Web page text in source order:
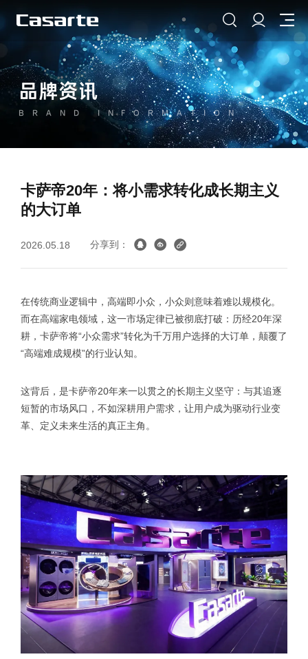
品牌资讯
BRAND INFORMATION
卡萨帝20年：将小需求转化成长期主义
的大订单
2026.05.18 分享到：
在传统商业逻辑中，高端即小众，小众则意味着难以规模化。
而在高端家电领域，这一市场定律已被彻底打破：历经20年深
耕，卡萨帝将“小众需求”转化为千万用户选择的大订单，颠覆了
“高端难成规模”的行业认知。
这背后，是卡萨帝20年来一以贯之的长期主义坚守：与其追逐
短暂的市场风口，不如深耕用户需求，让用户成为驱动行业变
革、定义未来生活的真正主角。